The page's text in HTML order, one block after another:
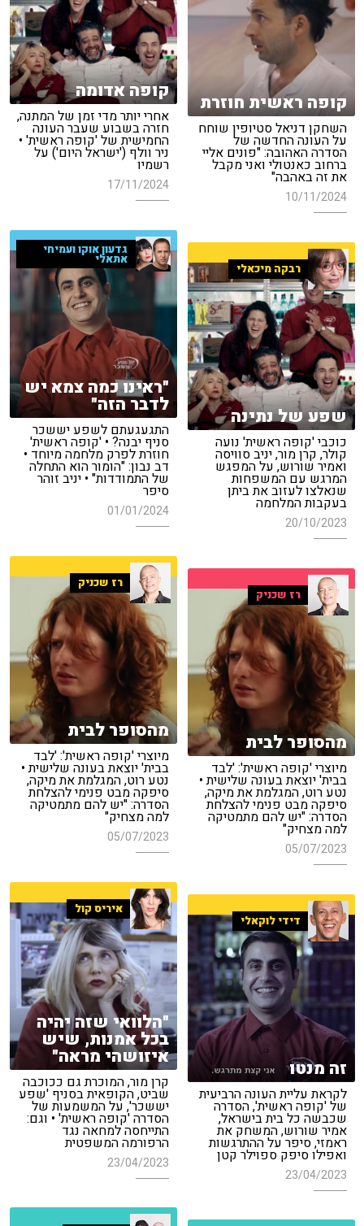
קופה אדומה
אחרי יותר מדי זמן של המתנה,
חזרה בשבוע שעבר העונה
החמישית של 'קופה ראשית' •
ניר וולף ('ישראל היום') על
רשמיו
17/11/2024
קופה ראשית חוזרת
השחקן דניאל סטיופין שוחח
על העונה החדשה של
הסדרה האהובה: "פונים אליי
ברחוב כאנטולי ואני מקבל
את זה באהבה"
10/11/2024
גדעון אוקו ועמיחי
אתאלי
"ראינו כמה צמא יש
לדבר הזה"
התגעגעתם לשפע יששכר
סניף יבנה? • 'קופה ראשית'
חוזרת לפרק מלחמה מיוחד •
דב נבון: "הומור הוא התחלה
של התמודדות" • יניב זוהר
סיפר
01/01/2024
רבקה מיכאלי
שפע של נתינה
כוכבי 'קופה ראשית' נועה
קולר, קרן מור, יניב סוויסה
ואמיר שורוש, על המפגש
המרגש עם המשפחות
שנאלצו לעזוב את ביתן
בעקבות המלחמה
20/10/2023
רז שכניק
מהסופר לבית
מיוצרי 'קופה ראשית': 'לבד
בבית' יוצאת בעונה שלישית •
נטע רוט, המגלמת את מיקה,
סיפקה מבט פנימי להצלחת
הסדרה: "יש להם מתמטיקה
למה מצחיק"
05/07/2023
רז שכניק
מהסופר לבית
מיוצרי 'קופה ראשית': 'לבד
בבית' יוצאת בעונה שלישית •
נטע רוט, המגלמת את מיקה,
סיפקה מבט פנימי להצלחת
הסדרה: "יש להם מתמטיקה
למה מצחיק"
05/07/2023
איריס קול
"הלוואי שזה יהיה
בכל אמנות, שיש
איזושהי מראה"
קרן מור, המוכרת גם ככוכבה
שביט, הקופאית בסניף 'שפע
יששכר', על המשמעות של
הסדרה 'קופה ראשית' • וגם:
התייחסה למחאה נגד
הרפורמה המשפטית
23/04/2023
דידי לוקאלי
זה מנטו
לקראת עליית העונה הרביעית
של 'קופה ראשית', הסדרה
שכבשה כל בית בישראל,
אמיר שורוש, המשחק את
ראמזי, סיפר על ההתרגשות
ואפילו סיפק ספוילר קטן
23/04/2023